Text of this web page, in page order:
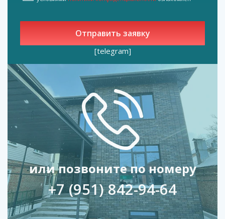
[telegram]
или позвоните по номеру
+7 (951) 842-94-64